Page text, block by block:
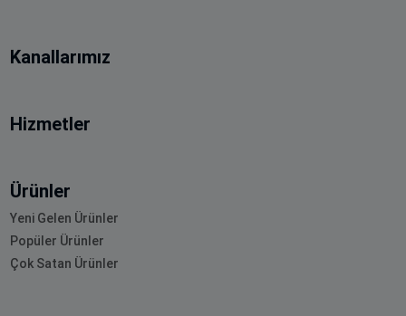
Kanallarımız
Hizmetler
Ürünler
Yeni Gelen Ürünler
Popüler Ürünler
Çok Satan Ürünler